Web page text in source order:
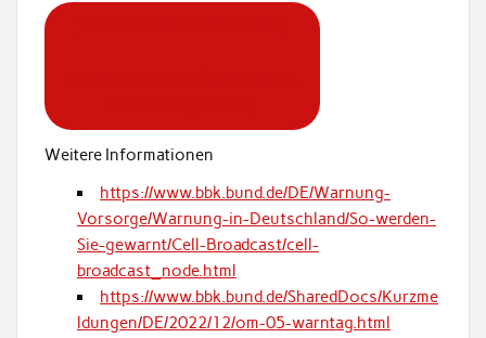
Weitere Informationen
https://www.bbk.bund.de/DE/Warnung-
Vorsorge/Warnung-in-Deutschland/So-werden-
Sie-gewarnt/Cell-Broadcast/cell-
broadcast_node.html
https://www.bbk.bund.de/SharedDocs/Kurzme
ldungen/DE/2022/12/om-05-warntag.html